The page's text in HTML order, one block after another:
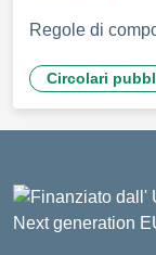
Regole di
Circolari